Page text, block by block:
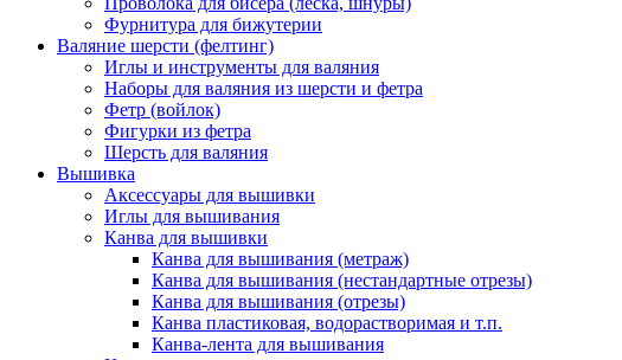
Фурнитура для бижутерии
Валяние шерсти (фелтинг)
Иглы и инструменты для валяния
Наборы для валяния из шерсти и фетра
Фетр (войлок)
Фигурки из фетра
Шерсть для валяния
Вышивка
Аксессуары для вышивки
Иглы для вышивания
Канва для вышивки
Канва для вышивания (метраж)
Канва для вышивания (нестандартные отрезы)
Канва для вышивания (отрезы)
Канва пластиковая, водорастворимая и т.п.
Канва-лента для вышивания